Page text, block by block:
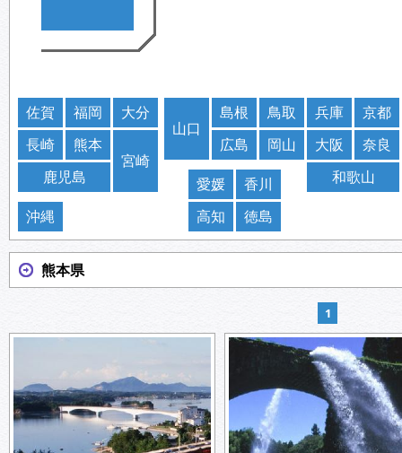
京都
奈良
兵庫
大阪
和歌山
鳥取
岡山
島根
広島
山口
香川
愛媛
徳島
高知
大分
宮崎
福岡
熊本
佐賀
長崎
鹿児島
沖縄
熊本県
1